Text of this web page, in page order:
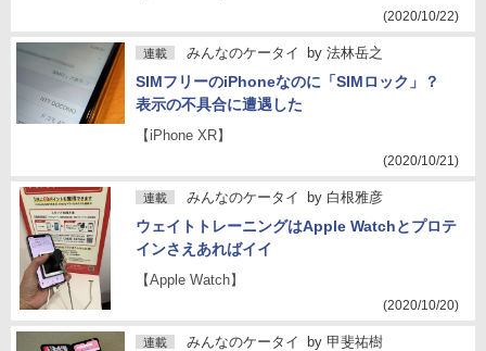
(2020/10/22)
連載 みんなのケータイ by 法林岳之
SIMフリーのiPhoneなのに「SIMロック」？
表示の不具合に遭遇した
【iPhone XR】
(2020/10/21)
連載 みんなのケータイ by 白根雅彦
ウェイトトレーニングはApple Watchとプロテ
インさえあればイイ
【Apple Watch】
(2020/10/20)
連載 みんなのケータイ by 甲斐祐樹